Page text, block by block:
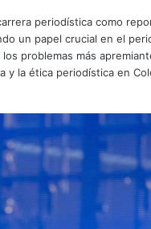
periodística como
un papel crucial en el
problemas más
y la ética periodística en